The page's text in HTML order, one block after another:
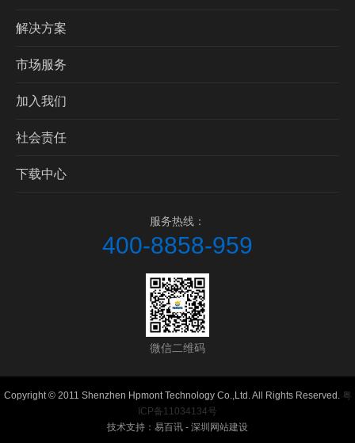
解决方案
市场服务
加入我们
社会责任
下载中心
服务热线：
400-8858-959
微信二维码
Copyright © 2011 Shenzhen Hpmont Technology Co.,Ltd. All Rights Reserved. 粤
ICP备11034134号
技术支持：易百讯 - 深圳网站建设